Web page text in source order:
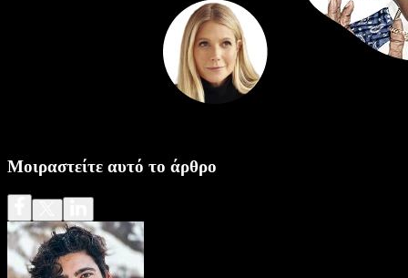
Μοιραστείτε αυτό το άρθρο